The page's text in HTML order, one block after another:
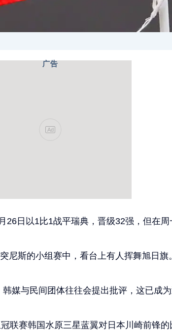
广告
Ad
日以1比1战平瑞典，晋级32强，但在
尼斯的小组赛中，看台上有人挥舞旭日
媒与民间团体往往会提出批评，这已成
联赛韩国水原三星蓝翼对日本川崎前锋